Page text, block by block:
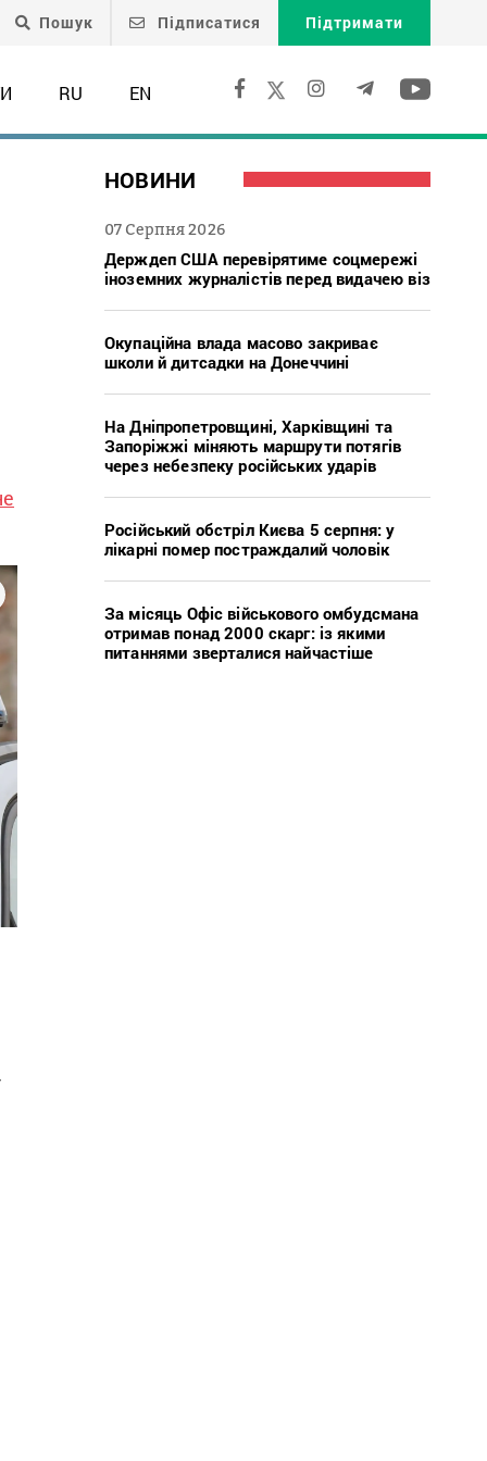
Пошук Підписатися Підтримати
RU EN
НОВИНИ
07 Серпня 2026
Держдеп США перевірятиме соцмережі
іноземних журналістів перед видачею віз
Окупаційна влада масово закриває
школи й дитсадки на Донеччині
На Дніпропетровщині, Харківщині та
Запоріжжі міняють маршрути потягів
через небезпеку російських ударів
Російський обстріл Києва 5 серпня: у
лікарні помер постраждалий чоловік
За місяць Офіс військового омбудсмана
отримав понад 2000 скарг: із якими
питаннями зверталися найчастіше